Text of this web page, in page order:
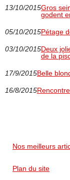
13/10/2015Gros
godent
05/10/2015Pétage
03/10/2015Deux
de la
17/9/2015Belle
16/8/2015
Nos meilleurs
Plan du site